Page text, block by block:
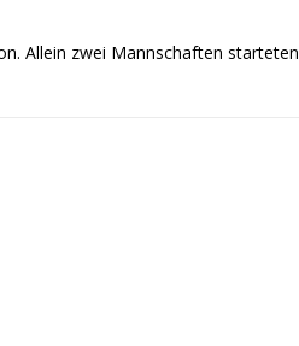
Allein zwei Mannschaften starteten